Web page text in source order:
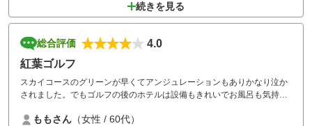
続きを見る
総合評価
4.0
紅葉ゴルフ
スカイコースのグリーンが早くてアンジュレーションもありかなり泣か
されました。でもゴルフの後のホテルは設備もきれいでお風呂も気持ち
良さです。
ももさん （女性 / 60代）